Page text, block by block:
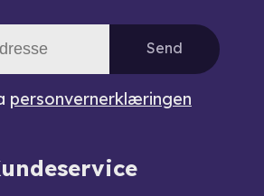
Send
personvernerklæringen